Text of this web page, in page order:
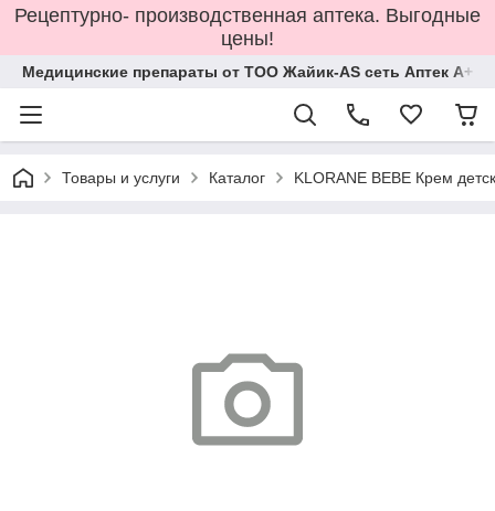
Рецептурно- производственная аптека. Выгодные
цены!
Медицинские препараты от ТОО Жайик-AS сеть Аптек А+
Товары и услуги Каталог KLORANE BEBE Крем